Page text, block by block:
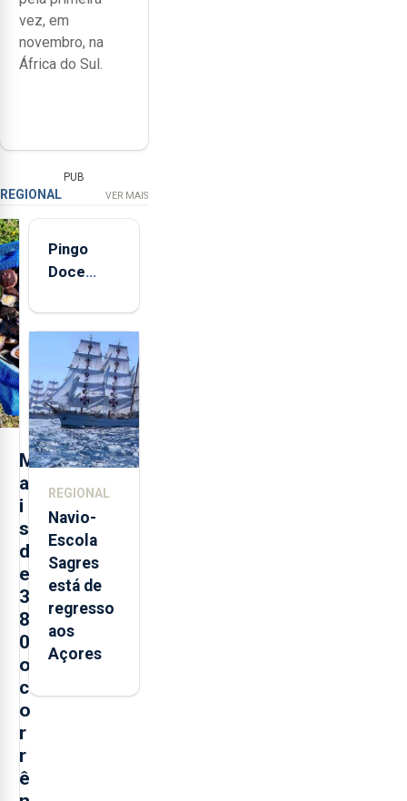
vez, em
novembro, na
África do Sul.
PUB
REGIONAL VER MAIS
M
a
i
s
d
e
3
8
0
o
c
o
r
r
ê
Pingo
Doce
quinta-
feira nova
loja em
São
Sebastião
e cria 30
postos de
REGIONAL
Navio-
Escola
Sagres
está de
regresso
aos
Açores